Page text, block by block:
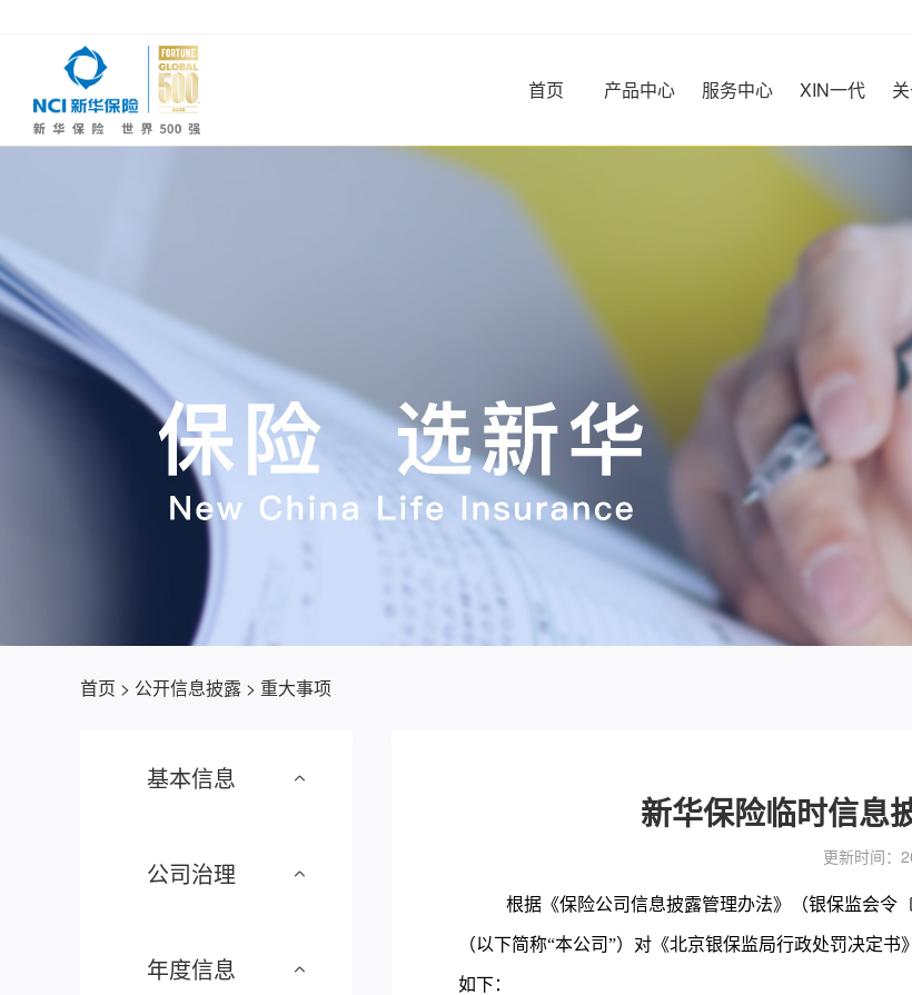
首页 产品中心 服务中心 XIN一代
首页 > 公开信息披露 > 重大事项
基本信息
公司治理
年度信息
新华保险临时信息
更新时间：
根据《保险公司信息披露管理办法》（银保监会令
（以下简称“本公司”）对《北京银保监局行政处罚决定
如下：